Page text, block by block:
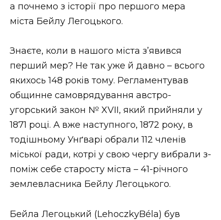
НОВИНИ ЗАХІДНОЇ УКРАЇНИ
ФОТО
ВІДЕО
а почнемо з історії про першого мера
міста Бейлу Легоцького.
Знаєте, коли в нашого міста з’явився
перший мер? Не так уже й давно – всього
якихось 148 років тому. Регламентував
общинне самоврядування австро-
угорський закон № XVII, який прийняли у
1871 році. А вже наступного, 1872 року, в
тодішньому Унґварі обрали 112 членів
міської ради, котрі у свою чергу вибрали з-
поміж себе старосту міста – 41-річного
землевласника Бейлу Легоцького.
Бейла Легоцький (LehoczkyBéla) був